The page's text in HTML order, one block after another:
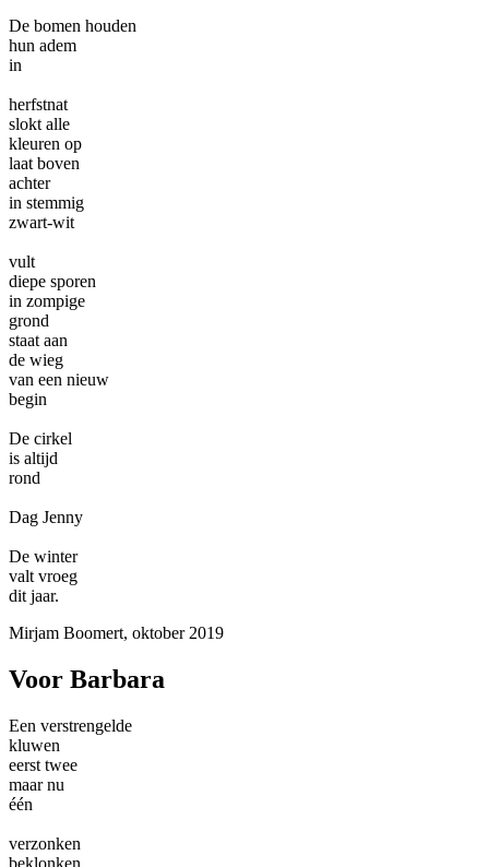
De bomen houden
hun adem
in
herfstnat
slokt alle
kleuren op
laat boven
achter
in stemmig
zwart-wit
vult
diepe sporen
in zompige
grond
staat aan
de wieg
van een nieuw
begin
De cirkel
is altijd
rond
Dag Jenny
De winter
valt vroeg
dit jaar.
Mirjam Boomert, oktober 2019
Voor Barbara
Een verstrengelde
kluwen
eerst twee
maar nu
één
verzonken
beklonken